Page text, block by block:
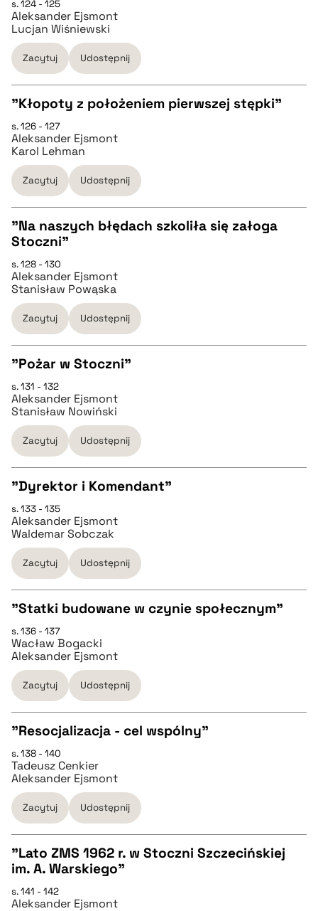
pobierz cytat
CZYSTY TEKST
pobierz cytat
pobierz cytat
s. 124 - 125
Aleksander Ejsmont
Lucjan Wiśniewski
Zacytuj Udostępnij
CZYSTY TEKST
pobierz cytat
"Kłopoty z położeniem pierwszej stępki"
s. 126 - 127
Aleksander Ejsmont
Karol Lehman
Zacytuj Udostępnij
pobierz cytat
BIBTEX
"Na naszych błędach szkoliła się załoga
Stoczni"
s. 128 - 130
Aleksander Ejsmont
Stanisław Powąska
Zacytuj Udostępnij
CZYSTY TEKST
pobierz cytat
pobierz cytat
"Pożar w Stoczni"
s. 131 - 132
Aleksander Ejsmont
Stanisław Nowiński
Zacytuj Udostępnij
CZYSTY TEKST
pobierz cytat
pobierz cytat
"Dyrektor i Komendant"
s. 133 - 135
Aleksander Ejsmont
Waldemar Sobczak
Zacytuj Udostępnij
CZYSTY TEKST
pobierz cytat
pobierz cytat
"Statki budowane w czynie społecznym"
s. 136 - 137
Wacław Bogacki
Aleksander Ejsmont
Zacytuj Udostępnij
CZYSTY TEKST
pobierz cytat
"Resocjalizacja - cel wspólny"
s. 138 - 140
Tadeusz Cenkier
Aleksander Ejsmont
Zacytuj Udostępnij
"Lato ZMS 1962 r. w Stoczni Szczecińskiej
im. A. Warskiego"
s. 141 - 142
Aleksander Ejsmont